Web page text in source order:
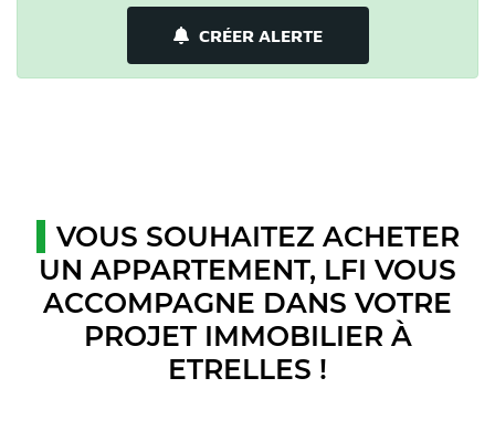
CRÉER ALERTE
VOUS SOUHAITEZ ACHETER
UN APPARTEMENT, LFI VOUS
ACCOMPAGNE DANS VOTRE
PROJET IMMOBILIER À
ETRELLES !